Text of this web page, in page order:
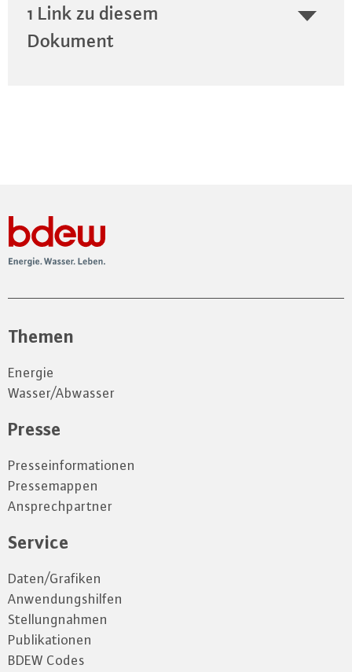
1 Link zu diesem
Dokument
Themen
Energie
Wasser/Abwasser
Presse
Presseinformationen
Pressemappen
Ansprechpartner
Service
Daten/Grafiken
Anwendungshilfen
Stellungnahmen
Publikationen
BDEW Codes